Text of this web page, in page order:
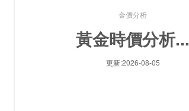
金價分析
黃金時價分析...
更新:2026-08-05